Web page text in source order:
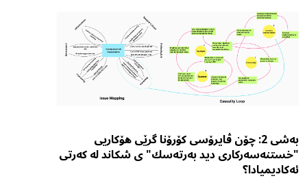
بەشی 2: چۆن ڤایرۆسی کۆرۆنا گرێی هۆکاریی
"خستنەسەرکاری دید بەرتەسك" ی شکاند لە کەرتی
ئەکادیمیادا؟